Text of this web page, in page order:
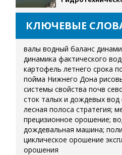
КЛЮЧЕВЫЕ
валы водный баланс
динамика фактического
картофель летнего срока
пойма Нижнего Дона
системы свойства почв
сток талых и дождевых вод
лесная полоса стратегия;
прецизионное орошение;
дождевальная машина;
циклическое орошение
орошения